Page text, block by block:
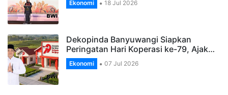
Ekonomi 18 Jul 2026
Dekopinda Banyuwangi Siapkan
Peringatan Hari Koperasi ke-79, Ajak…
Ekonomi 07 Jul 2026